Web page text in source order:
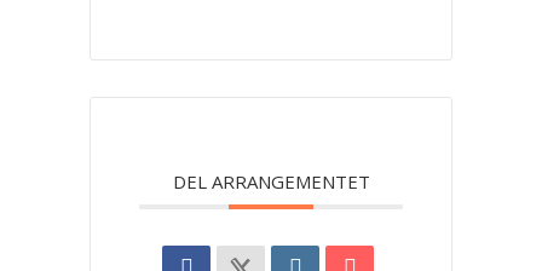
DEL ARRANGEMENTET